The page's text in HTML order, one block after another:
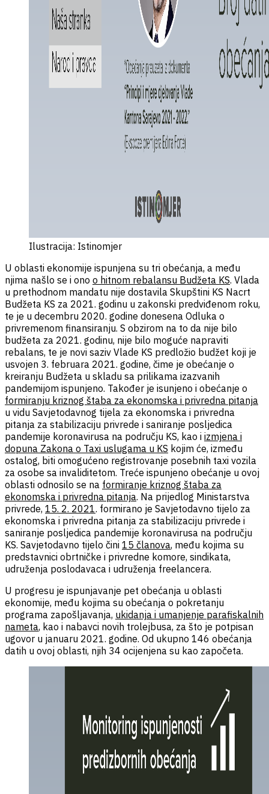
Ilustracija: Istinomjer
U oblasti ekonomije ispunjena su tri obećanja, a među
njima našlo se i ono o hitnom rebalansu Budžeta KS. Vlada
u prethodnom mandatu nije dostavila Skupštini KS Nacrt
Budžeta KS za 2021. godinu u zakonski predviđenom roku,
te je u decembru 2020. godine donesena Odluka o
privremenom finansiranju. S obzirom na to da nije bilo
budžeta za 2021. godinu, nije bilo moguće napraviti
rebalans, te je novi saziv Vlade KS predložio budžet koji je
usvojen 3. februara 2021. godine, čime je obećanje o
kreiranju Budžeta u skladu sa prilikama izazvanih
pandemijom ispunjeno. Također je isunjeno i obećanje o
formiranju kriznog štaba za ekonomska i privredna pitanja
u vidu Savjetodavnog tijela za ekonomska i privredna
pitanja za stabilizaciju privrede i saniranje posljedica
pandemije koronavirusa na području KS, kao i izmjena i
dopuna Zakona o Taxi uslugama u KS kojim će, između
ostalog, biti omogućeno registrovanje posebnih taxi vozila
za osobe sa invaliditetom. Treće ispunjeno obećanje u ovoj
oblasti odnosilo se na formiranje kriznog štaba za
ekonomska i privredna pitanja. Na prijedlog Ministarstva
privrede, 15. 2. 2021. formirano je Savjetodavno tijelo za
ekonomska i privredna pitanja za stabilizaciju privrede i
saniranje posljedica pandemije koronavirusa na području
KS. Savjetodavno tijelo čini 15 članova, među kojima su
predstavnici obrtničke i privredne komore, sindikata,
udruženja poslodavaca i udruženja freelancera.
U progresu je ispunjavanje pet obećanja u oblasti
ekonomije, među kojima su obećanja o pokretanju
programa zapošljavanja, ukidanja i umanjenje parafiskalnih
nameta, kao i nabavci novih trolejbusa, za što je potpisan
ugovor u januaru 2021. godine. Od ukupno 146 obećanja
datih u ovoj oblasti, njih 34 ocijenjena su kao započeta.